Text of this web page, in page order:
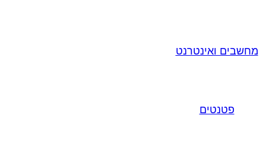
מחשבים ואינטרנט
פטנטים